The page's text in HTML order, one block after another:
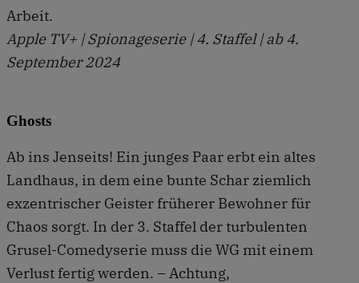
Arbeit.
Apple TV+ | Spionageserie | 4. Staffel | ab 4.
September 2024
Ghosts
Ab ins Jenseits! Ein junges Paar erbt ein altes
Landhaus, in dem eine bunte Schar ziemlich
exzentrischer Geister früherer Bewohner für
Chaos sorgt. In der 3. Staffel der turbulenten
Grusel-Comedyserie muss die WG mit einem
Verlust fertig werden. – Achtung,